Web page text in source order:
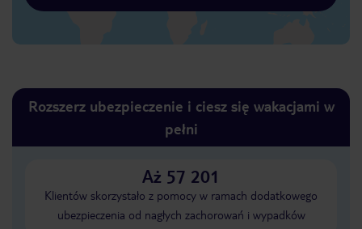
Rozszerz ubezpieczenie i ciesz się wakacjami w
pełni
Aż 57 201
Klientów skorzystało z pomocy w ramach dodatkowego
ubezpieczenia od nagłych zachorowań i wypadków